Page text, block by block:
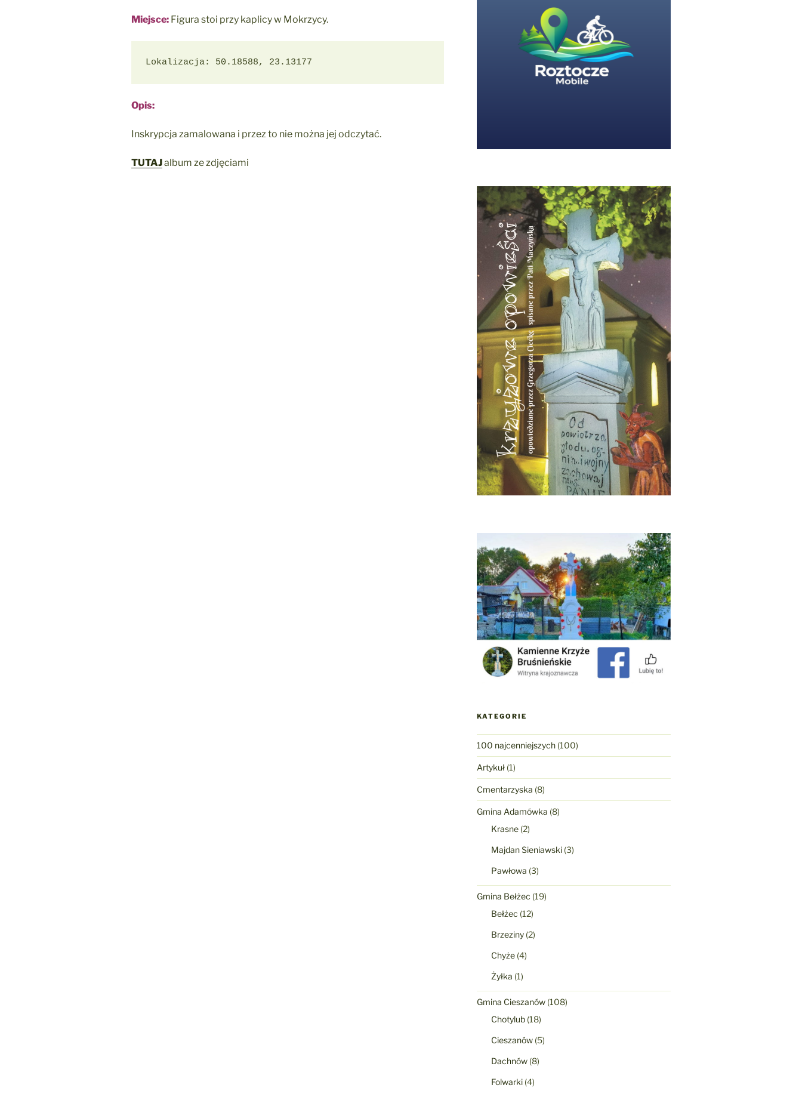
Miejsce: Figura stoi przy kaplicy w Mokrzycy.
Lokalizacja: 50.18588, 23.13177
Opis:
Inskrypcja zamalowana i przez to nie można jej odczytać.
TUTAJalbum ze zdjęciami
KATEGORIE
100 najcenniejszych(100)
Artykuł(1)
Cmentarzyska (8)
Gmina Adamówka (8)
Krasne(2)
Majdan Sieniawski(3)
Pawłowa (3)
Gmina Bełżec (19)
Bełżec (12)
Brzeziny(2)
Chyże(4)
Żyłka (1)
Gmina Cieszanów(108)
Chotylub(18)
Cieszanów(5)
Dachnów(8)
Folwarki(4)